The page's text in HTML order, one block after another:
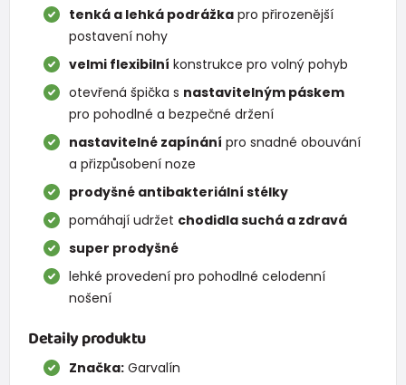
tenká a lehká podrážka pro přirozenější
postavení nohy
velmi flexibilní konstrukce pro volný pohyb
otevřená špička s nastavitelným páskem
pro pohodlné a bezpečné držení
nastavitelné zapínání pro snadné obouvání
a přizpůsobení noze
prodyšné antibakteriální stélky
pomáhají udržet chodidla suchá a zdravá
super prodyšné
lehké provedení pro pohodlné celodenní
nošení
Detaily produktu
Značka: Garvalín